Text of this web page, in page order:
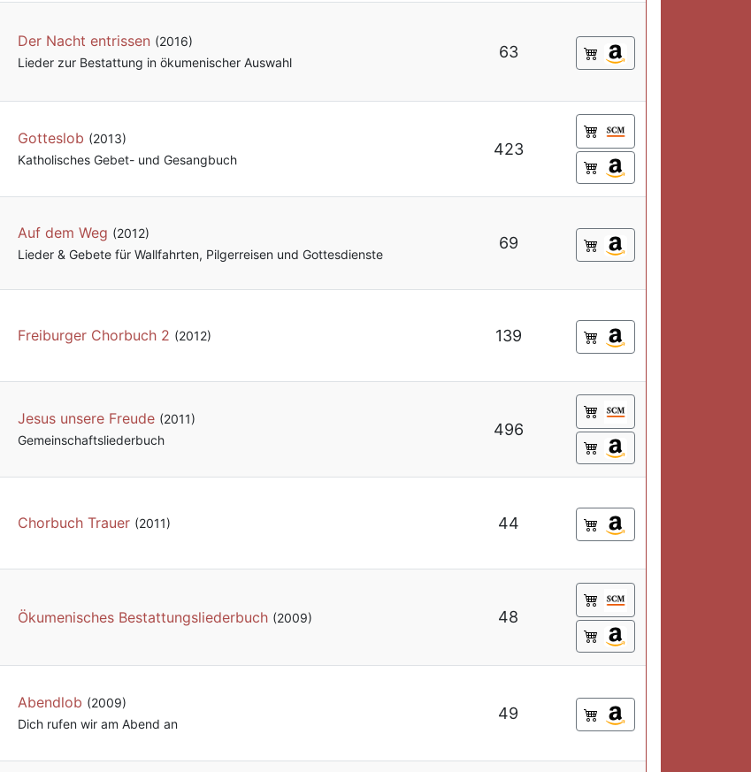
Der Nacht entrissen (2016)
Lieder zur Bestattung in ökumenischer Auswahl
63
Gotteslob (2013)
Katholisches Gebet- und Gesangbuch
423
Auf dem Weg (2012)
Lieder & Gebete für Wallfahrten, Pilgerreisen und Gottesdienste
69
Freiburger Chorbuch 2 (2012) 139
Jesus unsere Freude (2011)
Gemeinschafts­liederbuch
496
Chorbuch Trauer (2011) 44
Ökumenisches Bestattungsliederbuch (2009) 48
Abendlob (2009)
Dich rufen wir am Abend an
49